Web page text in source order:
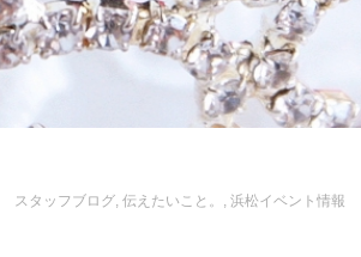
スタッフブログ, 伝えたいこと。 , 浜松イベント情報